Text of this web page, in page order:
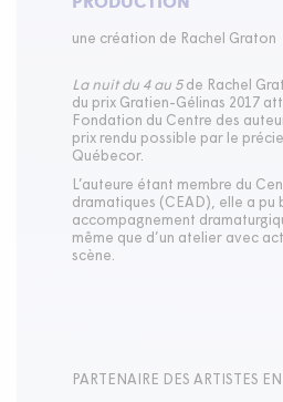
une création de Rachel Graton
La nuit du 4 au 5de Rachel
du prix Gratien-Gélinas 2017
Fondation du Centre des
prix rendu possible par le
Québecor.
L’auteure étant membre du
dramatiques (CEAD), elle a pu
accompagnement
même que d’un atelier avec
scène.
PARTENAIRE DES ARTISTES